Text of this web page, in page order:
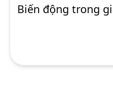
Biến động trong